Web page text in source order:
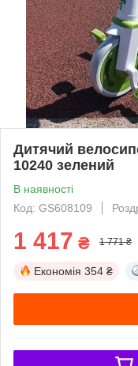
Дитячий
10240 зелений
В наявності
Код: GS608109
1 417 ₴ 1 771 ₴
Економія 354 ₴